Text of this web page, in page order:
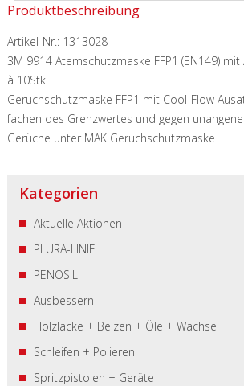
Produktbeschreibung
Artikel-Nr.: 1313028
3M 9914 Atemschutzmaske FFP1 (EN149)
à 10Stk.
Geruchschutzmaske FFP1 mit Cool-Flow
fachen des Grenzwertes und gegen
Gerüche unter MAK Geruchschutzmaske
Kategorien
Aktuelle Aktionen
PLURA-LINIE
PENOSIL
Ausbessern
Holzlacke + Beizen + Öle + Wachse
Schleifen + Polieren
Spritzpistolen + Geräte